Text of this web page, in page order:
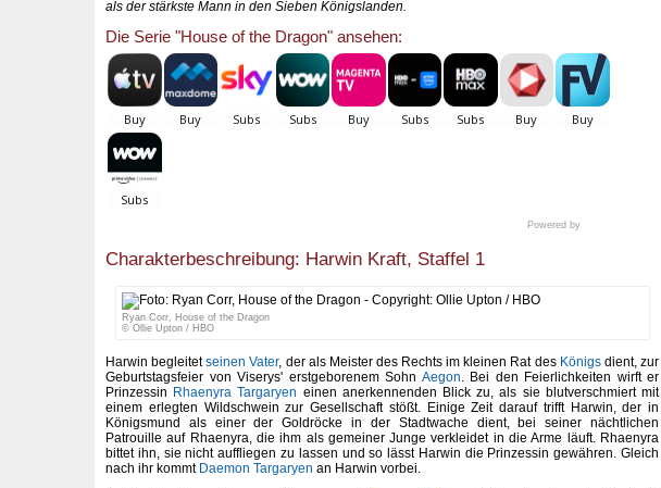
als der stärkste Mann in den Sieben Königslanden.
Die Serie "House of the Dragon" ansehen:
Powered by
Charakterbeschreibung: Harwin Kraft, Staffel 1
Ryan Corr, House of the Dragon
© Ollie Upton / HBO
Harwin begleitetseinen Vater, der als Meister des Rechts im kleinen Rat des Königsdient, zur
Geburtstagsfeier von Viserys' erstgeborenem Sohn Aegon. Bei den Feierlichkeiten wirft er
Prinzessin Rhaenyra Targaryen einen anerkennenden Blick zu, als sie blutverschmiert mit
einem erlegten Wildschwein zur Gesellschaft stößt. Einige Zeit darauf trifft Harwin, der in
Königsmund als einer der Goldröcke in der Stadtwache dient, bei seiner nächtlichen
Patrouille auf Rhaenyra, die ihm als gemeiner Junge verkleidet in die Arme läuft. Rhaenyra
bittet ihn, sie nicht auffliegen zu lassen und so lässt Harwin die Prinzessin gewähren. Gleich
nach ihr kommt Daemon Targaryen an Harwin vorbei.